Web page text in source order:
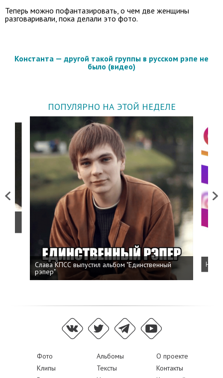
Теперь можно пофантазировать, о чем две женщины
разговаривали, пока делали это фото.
Константа — другой такой группы в русском рэпе не
было (видео)
ПОПУЛЯРНО НА ЭТОЙ НЕДЕЛЕ
Previous
Слава КПСС выпустил альбом "Единственный
рэпер"
Next
Фото Альбомы
О проекте
Клипы
Тексты
Контакты